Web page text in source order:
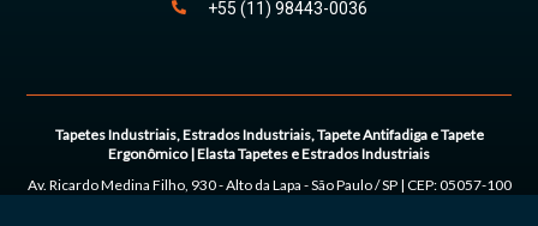
+55 (11) 98443-0036
Tapetes Industriais, Estrados Industriais, Tapete Antifadiga e Tapete
Ergonômico | Elasta Tapetes e Estrados Industriais
Av. Ricardo Medina Filho, 930 - Alto da Lapa -São Paulo/SP| CEP:05057-100